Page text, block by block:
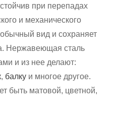
при перепадах
и механического
вид и сохраняет
Нержавеющая сталь
и из нее делают:
, балку и многое другое.
быть матовой, цветной,